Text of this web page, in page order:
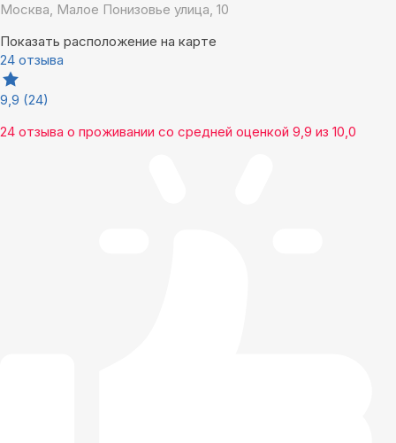
Москва, Малое Понизовье улица, 10
Показать расположение на карте
24 отзыва
9,9 (24)
24 отзыва о проживании со средней оценкой 9,9 из 10,0